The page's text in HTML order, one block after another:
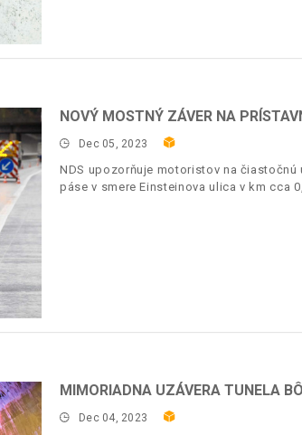
NOVÝ MOSTNÝ ZÁVER NA
Dec 05, 2023
NDS upozorňuje motoristov na čiastočnú
páse v smere Einsteinova ulica v km cca
MIMORIADNA UZÁVERA TUNELA
Dec 04, 2023